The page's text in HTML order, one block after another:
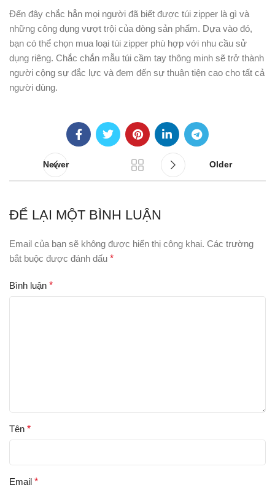
Đến đây chắc hẳn mọi người đã biết được túi zipper là gì và
những công dụng vượt trội của dòng sản phẩm. Dựa vào đó,
bạn có thể chọn mua loại túi zipper phù hợp với nhu cầu sử
dụng riêng. Chắc chắn mẫu túi cầm tay thông minh sẽ trở thành
người cộng sự đắc lực và đem đến sự thuận tiện cao cho tất cả
người dùng.
Newer Older
ĐỂ LẠI MỘT BÌNH LUẬN
Email của bạn sẽ không được hiển thị công khai. Các trường
bắt buộc được đánh dấu *
Bình luận *
Tên *
Email *